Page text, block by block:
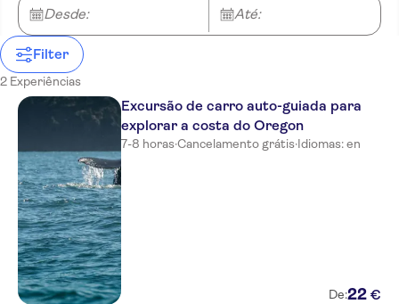
Imperdíveis
Desde: Até:
Filter
2 Experiências
Excursão de carro auto-guiada para
explorar a costa do Oregon
7-8 horas·Cancelamento grátis·Idiomas: en
De:22 €